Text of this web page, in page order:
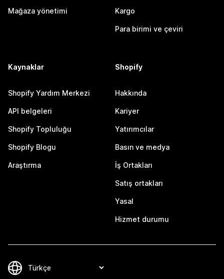
Mağaza yönetimi Kargo
Para birimi ve çeviri
Kaynaklar
Shopify Yardım Merkezi
API belgeleri
Shopify Topluluğu
Shopify Blogu
Araştırma
Shopify
Hakkında
Kariyer
Yatırımcılar
Basın ve medya
İş Ortakları
Satış ortakları
Yasal
Hizmet durumu